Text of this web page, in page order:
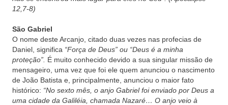
12,7-8)
São Gabriel
O nome deste Arcanjo, citado duas vezes nas profecias de
Daniel, significa “Força de Deus” ou “Deus é a minha
proteção”. É muito conhecido devido a sua singular missão de
mensageiro, uma vez que foi ele quem anunciou o nascimento
de João Batista e, principalmente, anunciou o maior fato
histórico: “No sexto mês, o anjo Gabriel foi enviado por Deus a
uma cidade da Galiléia, chamada Nazaré… O anjo veio à